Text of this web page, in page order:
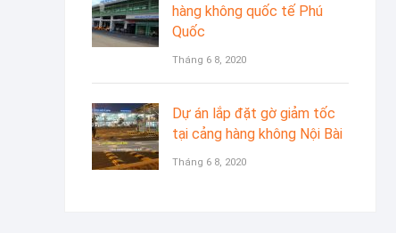
hàng không quốc tế Phú
Quốc
Tháng 6 8, 2020
Dự án lắp đặt gờ giảm tốc
tại cảng hàng không Nội Bài
Tháng 6 8, 2020